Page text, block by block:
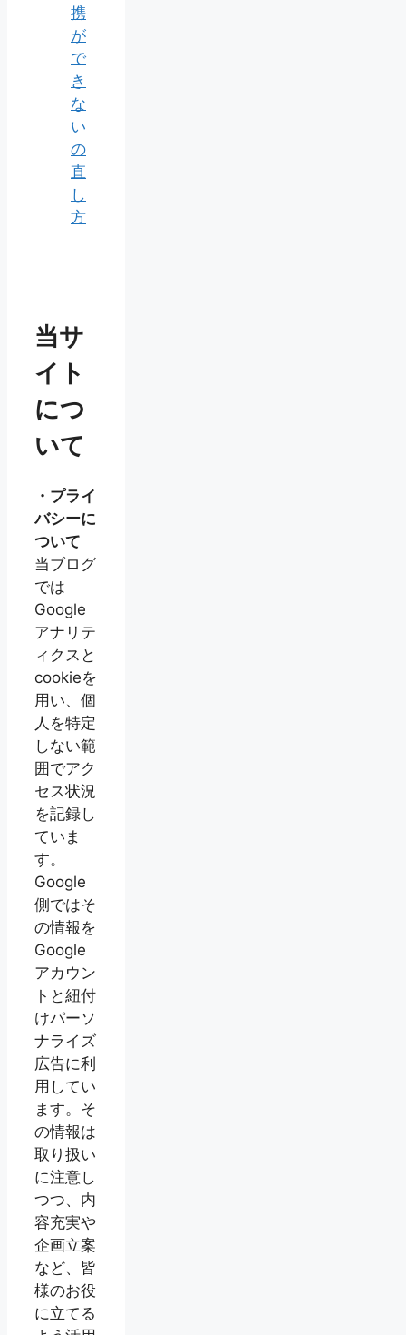
携
が
で
き
な
い
の
直
し
方
当サ
イト
につ
いて
・プライ
バシーに
ついて
当ブログ
では
Google
アナリテ
ィクスと
cookieを
用い、個
人を特定
しない範
囲でアク
セス状況
を記録し
ていま
す。
Google
側ではそ
の情報を
Google
アカウン
トと紐付
けパーソ
ナライズ
広告に利
用してい
ます。そ
の情報は
取り扱い
に注意し
つつ、内
容充実や
企画立案
など、皆
様のお役
に立てる